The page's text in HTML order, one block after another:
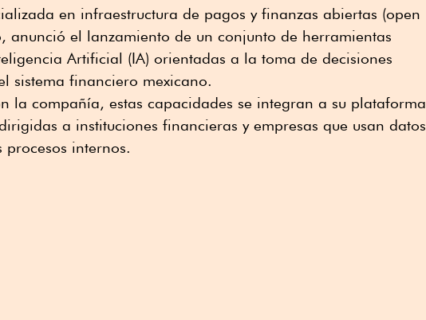
en infraestructura de pagos y finanzas abiertas (open
anunció el lanzamiento de un conjunto de herramientas
Artificial (IA) orientadas a la toma de decisiones
sistema financiero mexicano.
la compañía, estas capacidades se integran a su plataforma
a instituciones financieras y empresas que usan datos
procesos internos.